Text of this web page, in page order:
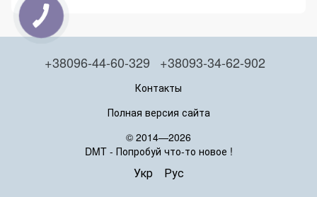
+38096-44-60-329 +38093-34-62-902
Контакты
Полная версия сайта
© 2014—2026
DMT - Попробуй что-то новое !
Укр Рус